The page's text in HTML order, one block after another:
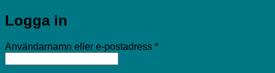
Logga in
Användarnamn eller e-postadress *Obligatoriskt